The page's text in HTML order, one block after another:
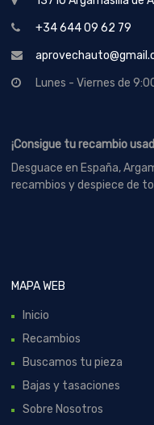
+34 644 09 62 79
Lunes - Viernes de
¡Consigue tu recambio
Desguace en España,
recambios y despiece de
MAPA WEB
Inicio
Recambios
Buscamos tu pieza
Bajas y tasaciones
Sobre Nosotros